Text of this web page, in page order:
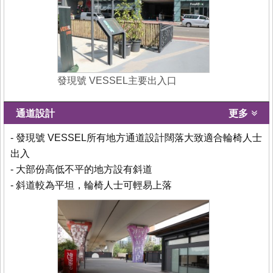
發現號 VESSEL主要出入口
通道設計 更多
- 發現號 VESSEL所有地方通道設計闊落大致適合輪椅人士
出入
- 大部份高低不平的地方設有斜道
- 斜道較為平坦，輪椅人士可輕易上落